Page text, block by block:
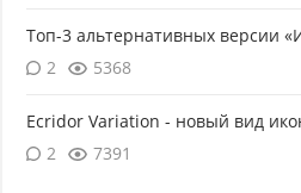
Топ-3 альтернативных версии
2
5368
Ecridor Variation - новый вид
2
7391